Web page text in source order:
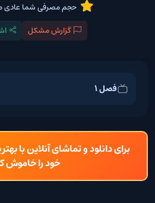
حجم مصرفی شما عادی
گزارش مشکل
فصل 1
برای دانلود و تماشای آنلاین با
خود را خاموش